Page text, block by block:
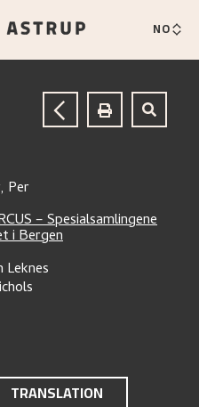
NO
Per
– Spesialsamlingene
i Bergen
TRANSLATION